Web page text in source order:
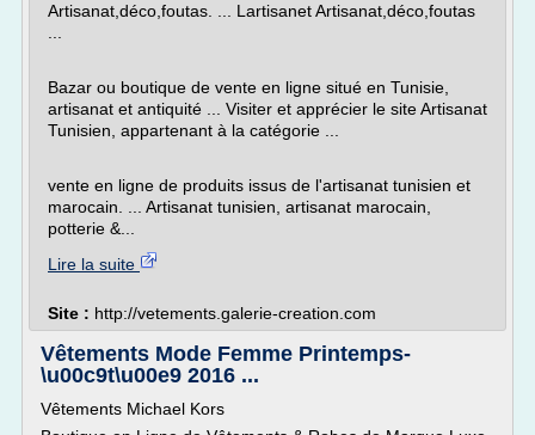
Artisanat,déco,foutas. ... Lartisanet Artisanat,déco,foutas
Bazar ou boutique de vente en ligne situé en Tunisie,
artisanat et antiquité ... Visiter et apprécier le site Artisanat
Tunisien, appartenant à la catégorie ...
vente en ligne de produits issus de l'artisanat tunisien et
marocain. ... Artisanat tunisien, artisanat marocain,
potterie &...
Lire la suite
Site : http://vetements.galerie-creation.com
Vêtements Mode Femme Printemps-
\u00c9t\u00e9 2016 ...
Vêtements Michael Kors